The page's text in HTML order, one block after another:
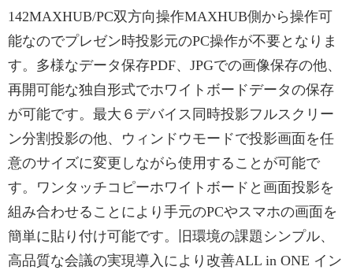
142MAXHUB/PC双方向操作MAXHUB側から操作可
能なのでプレゼン時投影元のPC操作が不要となりま
す。多様なデータ保存PDF、JPGでの画像保存の他、
再開可能な独自形式でホワイトボードデータの保存
が可能です。最大６デバイス同時投影フルスクリー
ン分割投影の他、ウィンドウモードで投影画面を任
意のサイズに変更しながら使用することが可能で
す。ワンタッチコピーホワイトボードと画面投影を
組み合わせることにより手元のPCやスマホの画面を
簡単に貼り付け可能です。旧環境の課題シンプル、
高品質な会議の実現導入により改善ALL in ONE イン